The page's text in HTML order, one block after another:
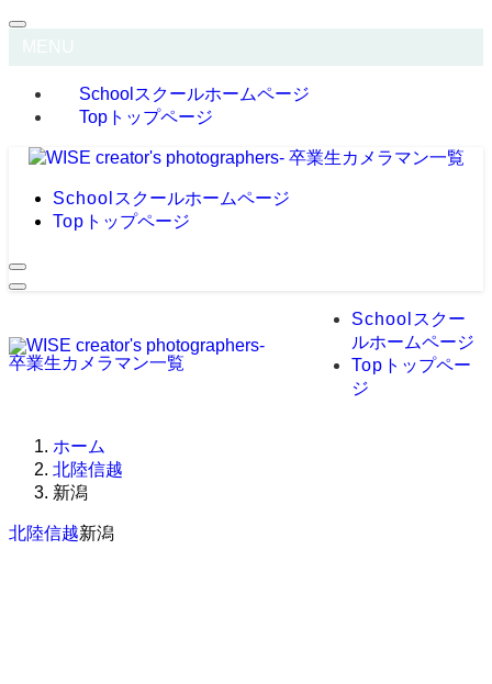
School スクールホームページ
Top トップページ
School スクールホームページ
Top トップページ
School スクー
ルホームページ
Top トップペー
ジ
ホーム
北陸信越
新潟
北陸信越新潟